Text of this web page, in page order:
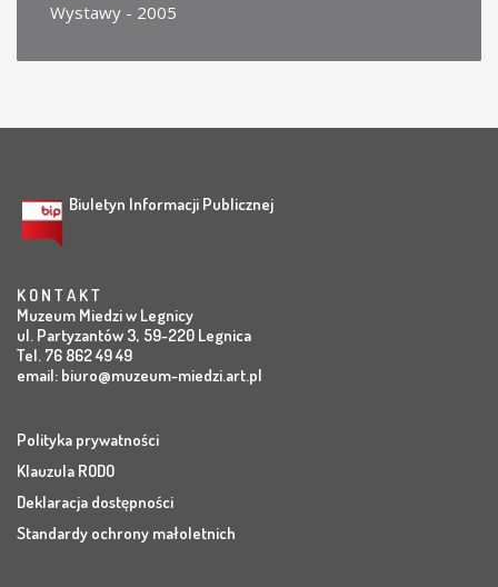
Wystawy - 2005
Biuletyn Informacji Publicznej
K O N T A K T
Muzeum Miedzi w Legnicy
ul. Partyzantów 3, 59-220 Legnica
Tel. 76 862 49 49
email: biuro@muzeum-miedzi.art.pl
Polityka prywatności
Klauzula RODO
Deklaracja dostępności
Standardy ochrony małoletnich